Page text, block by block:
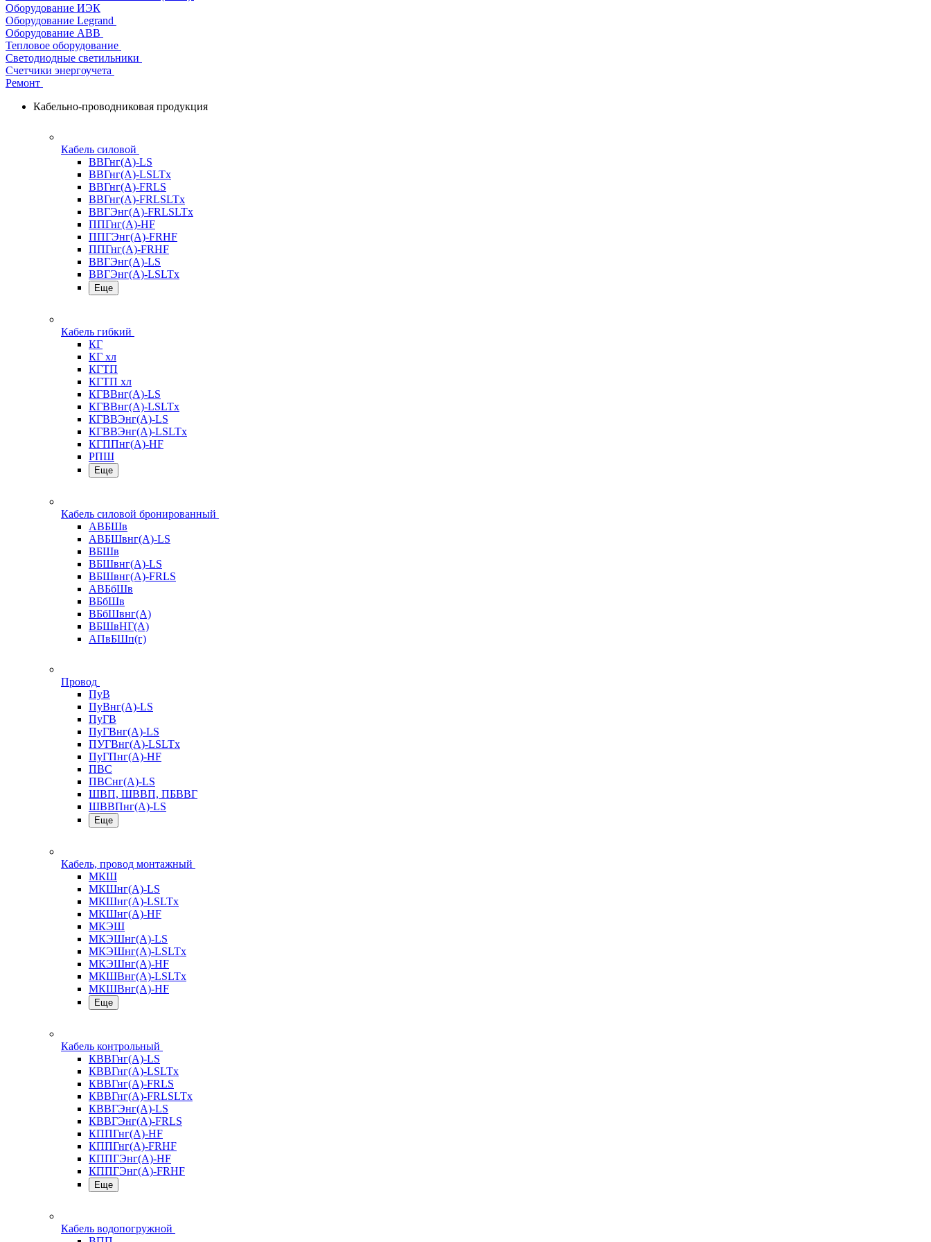
Оборудование ИЭК
Оборудование Legrand
Оборудование АВВ
Тепловое оборудование
Светодиодные светильники
Счетчики энергоучета
Ремонт
Кабельно-проводниковая продукция
Кабель силовой
ВВГнг(А)-LS
ВВГнг(А)-LSLTx
ВВГнг(А)-FRLS
ВВГнг(А)-FRLSLTx
ВВГЭнг(А)-FRLSLTx
ППГнг(А)-HF
ППГЭнг(А)-FRHF
ППГнг(А)-FRHF
ВВГЭнг(А)-LS
ВВГЭнг(А)-LSLTx
Еще
Кабель гибкий
КГ
КГ хл
КГТП
КГТП хл
КГВВнг(А)-LS
КГВВнг(А)-LSLTx
КГВВЭнг(А)-LS
КГВВЭнг(А)-LSLTx
КГППнг(А)-HF
РПШ
Еще
Кабель силовой бронированный
АВБШв
АВБШвнг(А)-LS
ВБШв
ВБШвнг(А)-LS
ВБШвнг(А)-FRLS
АВБбШв
ВБбШв
ВБбШвнг(А)
ВБШвНГ(А)
АПвБШп(г)
Провод
ПуВ
ПуВнг(А)-LS
ПуГВ
ПуГВнг(А)-LS
ПУГВнг(А)-LSLTx
ПуГПнг(А)-HF
ПВС
ПВСнг(А)-LS
ШВП, ШВВП, ПБВВГ
ШВВПнг(А)-LS
Еще
Кабель, провод монтажный
МКШ
МКШнг(А)-LS
МКШнг(А)-LSLTx
МКШнг(А)-HF
МКЭШ
МКЭШнг(А)-LS
МКЭШнг(А)-LSLTx
МКЭШнг(А)-HF
МКШВнг(A)-LSLTx
МКШВнг(А)-HF
Еще
Кабель контрольный
КВВГнг(А)-LS
КВВГнг(А)-LSLTx
КВВГнг(А)-FRLS
КВВГнг(А)-FRLSLTx
КВВГЭнг(А)-LS
КВВГЭнг(А)-FRLS
КППГнг(А)-HF
КППГнг(А)-FRHF
КППГЭнг(А)-HF
КППГЭнг(А)-FRHF
Еще
Кабель водопогружной